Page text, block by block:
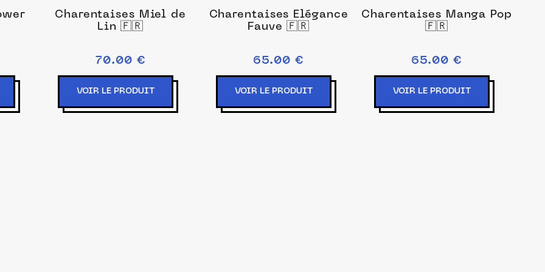
Charentaises Miel de
Lin 🇫🇷
70.00 €
VOIR LE PRODUIT
Charentaises Élégance
Fauve 🇫🇷
65.00 €
VOIR LE PRODUIT
Charentaises Manga Pop
🇫🇷
65.00 €
VOIR LE PRODUIT